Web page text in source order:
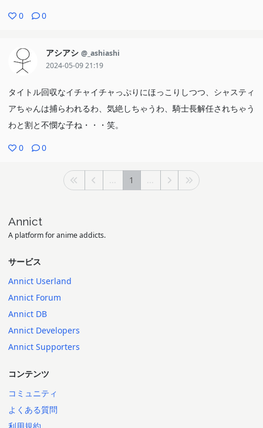
0 0
アシアシ @_ashiashi
2024-05-09 21:19
タイトル回収なイチャイチャっぷりにほっこりしつつ、シャスティ
アちゃんは捕らわれるわ、気絶しちゃうわ、騎士長解任されちゃう
わと割と不憫な子ね・・・笑。
0 0
... 1 ...
Annict
A platform for anime addicts.
サービス
Annict Userland
Annict Forum
Annict DB
Annict Developers
Annict Supporters
コンテンツ
コミュニティ
よくある質問